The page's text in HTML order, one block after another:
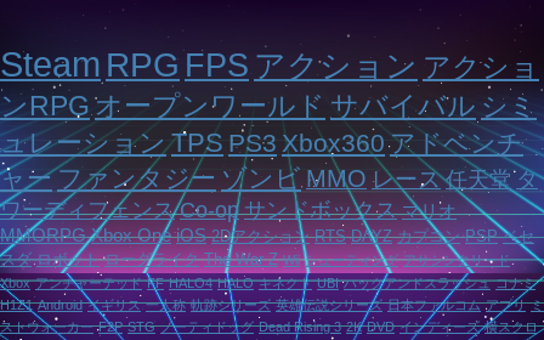
Steam RPG FPS アクション アクショ
ンRPGオープンワールド サバイバル シミ
ュレーションTPS PS3 Xbox360 アドベンチ
ャーファンタジー ゾンビ MMO レース 任天堂 タ
ワーディフェンス Co-op サンドボックス マリオ
MMORPG Xbox One iOS 2Dアクション RTS DAYZ カプコン PSP ベセ
スダ ロボット ローグライク The War Z Wii シューティング アサシンクリード
Xbox アンチャーテッド FF HALO4 HALO キネクト UBI ハックアンドスラッシュ コナミ
H1Z1 Android イギリス 一人称 軌跡シリーズ 英雄伝説シリーズ 日本ファルコム アプリ ミ
ストウォーカー F2P STG ノーティドッグ Dead Rising 3 2K DVD インディーズ 横スクロ